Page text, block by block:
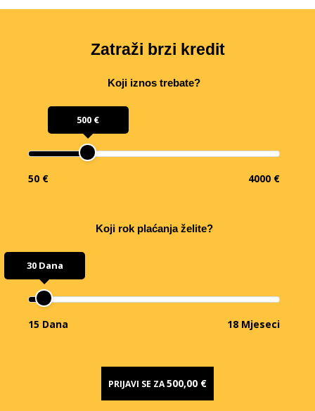
Zatraži brzi kredit
Koji iznos trebate?
500 €
50 € 4000 €
Koji rok plaćanja želite?
30 Dana
15 Dana 18 Mjeseci
PRIJAVI SE ZA500,00 €